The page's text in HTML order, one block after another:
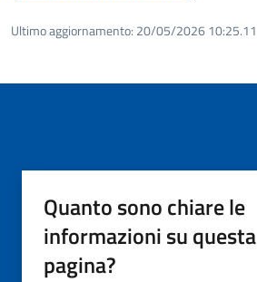
Ultimo aggiornamento: 20/05/2026 10:25.11
Quanto sono chiare le
informazioni su questa
pagina?